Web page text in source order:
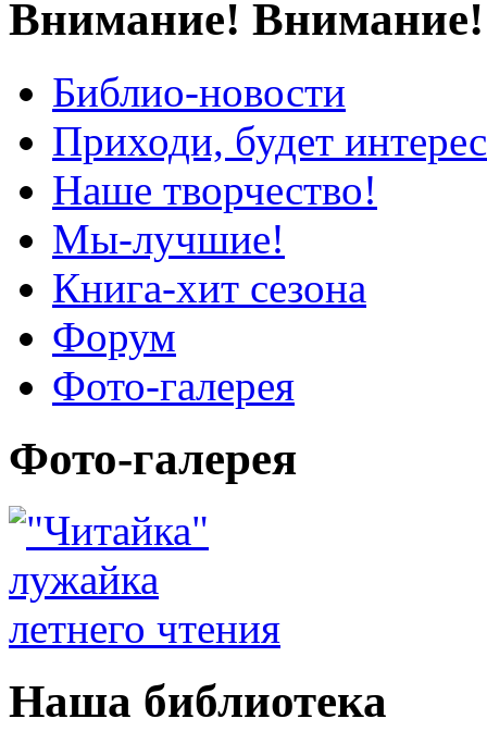
Внимание! Внимание!
Библио-новости
Приходи, будет
Наше творчество!
Мы-лучшие!
Книга-хит сезона
Форум
Фото-галерея
Фото-галерея
Наша библиотека